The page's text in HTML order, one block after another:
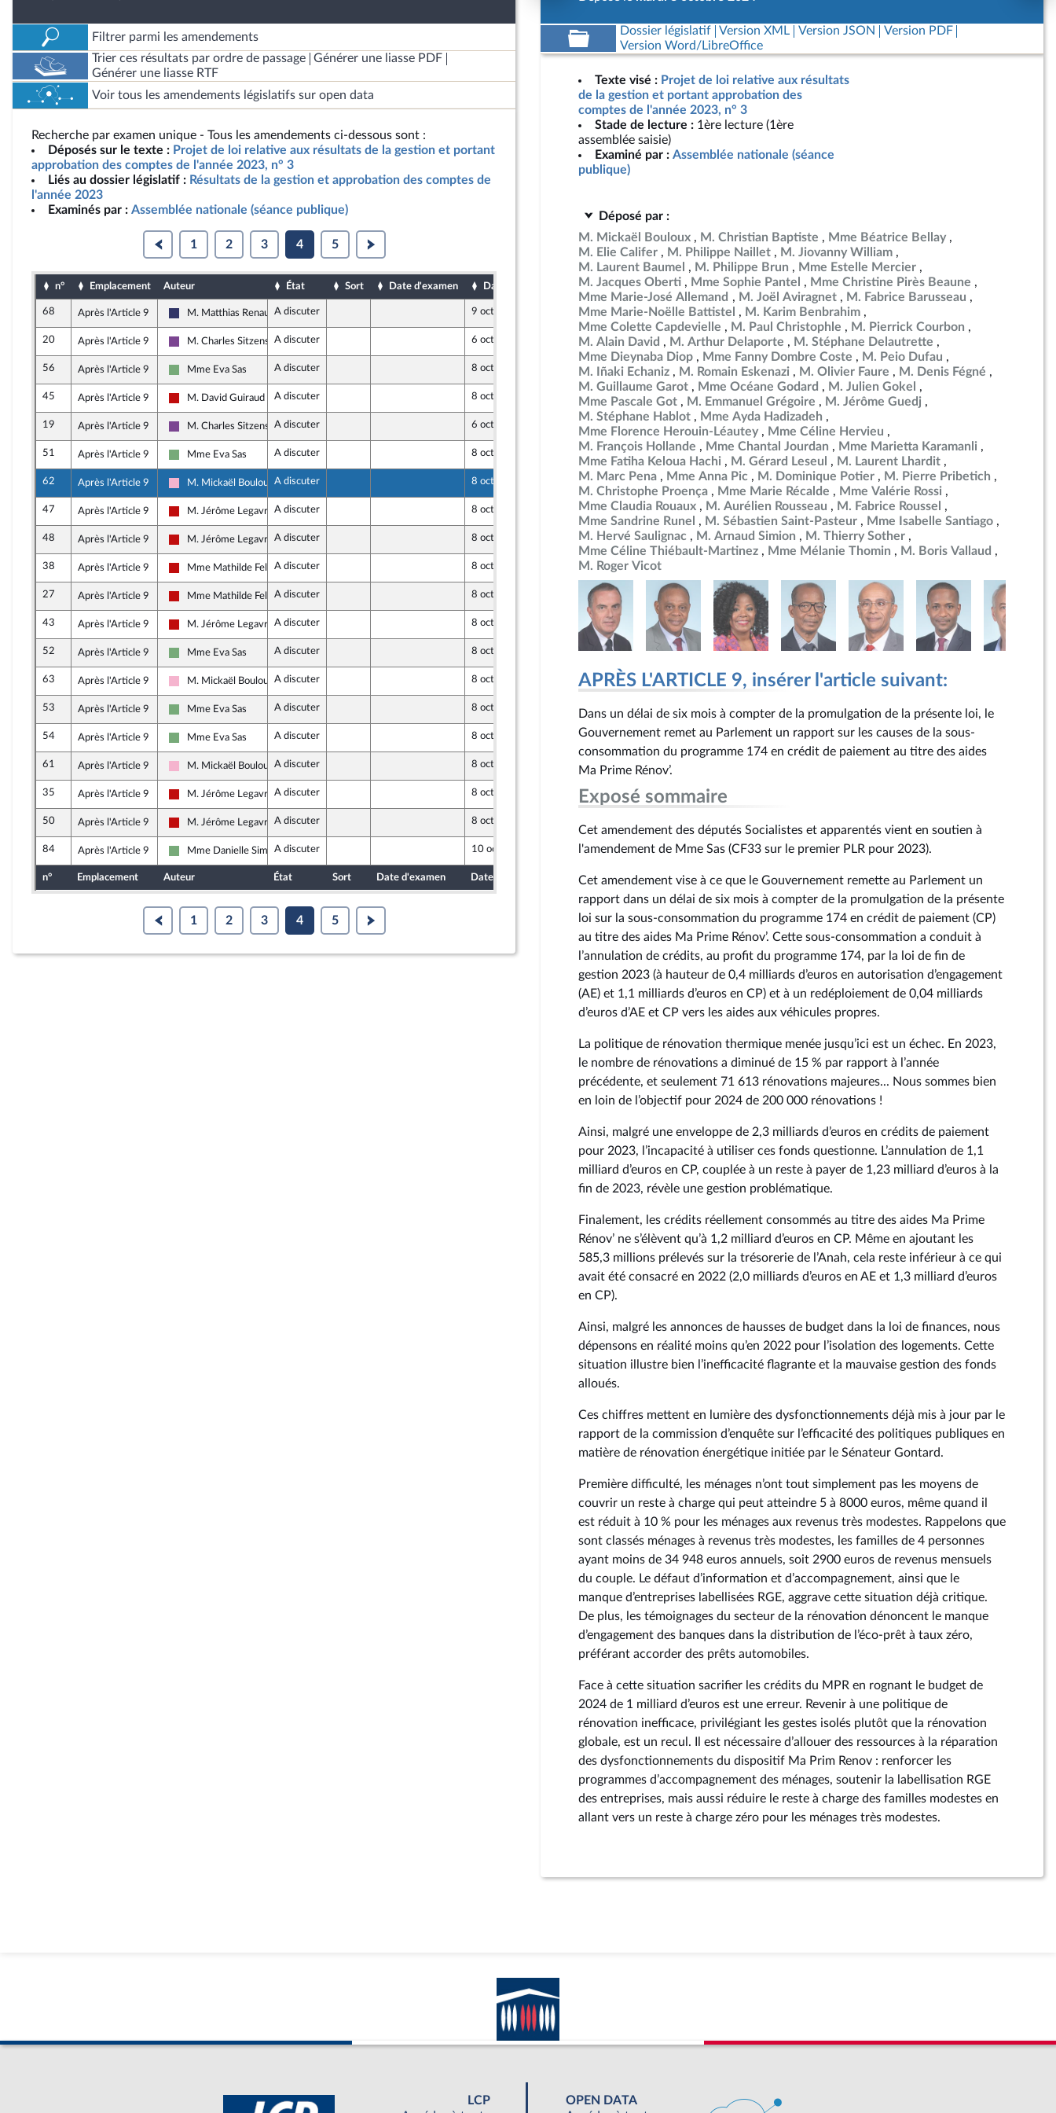
Filtrer parmi les amendements
Trier ces résultats par ordre de passage
Générer une liasse PDF
Générer une liasse RTF
Voir tous les amendements législatifs sur open data
Recherche par examen unique - Tous les amendements ci-dessous sont :
Déposés sur le texte : Projet de loi relative aux résultats de la gestion et portant
approbation des comptes de l'année 2023, n° 3
Liés au dossier législatif : Résultats de la gestion et approbation des comptes de
l'année 2023
Examinés par : Assemblée nationale (séance publique)
1 2 3 4 5
n° Emplacement Auteur État Sort Date d'examen Date de dépôt
68 Après l'Article 9
Rassemblement National
M. Matthias RenaultA discuter 9 octobre 2024
20 Après l'Article 9
Ensemble pour la République
M. Charles SitzenstuhlA discuter 6 octobre 2024
56 Après l'Article 9
Écologiste et Social
Mme Eva Sas A discuter 8 octobre 2024
45 Après l'Article 9
La France insoumise - Nouveau Front Populaire
M. David Guiraud A discuter 8 octobre 2024
19 Après l'Article 9
Ensemble pour la République
M. Charles SitzenstuhlA discuter 6 octobre 2024
51 Après l'Article 9
Écologiste et Social
Mme Eva Sas A discuter 8 octobre 2024
62 Après l'Article 9
Socialistes et apparentés
M. Mickaël Bouloux A discuter 8 octobre 2024
47 Après l'Article 9
La France insoumise - Nouveau Front Populaire
M. Jérôme Legavre A discuter 8 octobre 2024
48 Après l'Article 9
La France insoumise - Nouveau Front Populaire
M. Jérôme Legavre A discuter 8 octobre 2024
38 Après l'Article 9
La France insoumise - Nouveau Front Populaire
Mme Mathilde Feld A discuter 8 octobre 2024
27 Après l'Article 9
La France insoumise - Nouveau Front Populaire
Mme Mathilde Feld A discuter 8 octobre 2024
43 Après l'Article 9
La France insoumise - Nouveau Front Populaire
M. Jérôme Legavre A discuter 8 octobre 2024
52 Après l'Article 9
Écologiste et Social
Mme Eva Sas A discuter 8 octobre 2024
63 Après l'Article 9
Socialistes et apparentés
M. Mickaël Bouloux A discuter 8 octobre 2024
53 Après l'Article 9
Écologiste et Social
Mme Eva Sas A discuter 8 octobre 2024
54 Après l'Article 9
Écologiste et Social
Mme Eva Sas A discuter 8 octobre 2024
61 Après l'Article 9
Socialistes et apparentés
M. Mickaël Bouloux A discuter 8 octobre 2024
35 Après l'Article 9
La France insoumise - Nouveau Front Populaire
M. Jérôme Legavre A discuter 8 octobre 2024
50 Après l'Article 9
La France insoumise - Nouveau Front Populaire
M. Jérôme Legavre A discuter 8 octobre 2024
84 Après l'Article 9
Écologiste et Social
Mme Danielle SimonnetA discuter 10 octobre 2024
n° Emplacement Auteur État Sort Date d'examen Date de dépôt
1 2 3 4 5
Dossier législatif Version XML Version JSON
Version PDF
Version Word/LibreOffice
Texte visé : Projet de loi relative aux résultats
de la gestion et portant approbation des
comptes de l'année 2023, n° 3
Stade de lecture : 1ère lecture (1ère
assemblée saisie)
Examiné par : Assemblée nationale (séance
publique)
Déposé par :
M. Mickaël Bouloux
M. Christian Baptiste
Mme Béatrice Bellay
M. Elie Califer
M. Philippe Naillet
M. Jiovanny William
M. Laurent Baumel
M. Philippe Brun
Mme Estelle Mercier
M. Jacques Oberti
Mme Sophie Pantel
Mme Christine Pirès Beaune
Mme Marie-José Allemand
M. Joël Aviragnet
M. Fabrice Barusseau
Mme Marie-Noëlle Battistel
M. Karim Benbrahim
Mme Colette Capdevielle
M. Paul Christophle
M. Pierrick Courbon
M. Alain David
M. Arthur Delaporte
M. Stéphane Delautrette
Mme Dieynaba Diop
Mme Fanny Dombre Coste
M. Peio Dufau
M. Iñaki Echaniz
M. Romain Eskenazi M. Olivier Faure
M. Denis Fégné
M. Guillaume Garot
Mme Océane Godard
M. Julien Gokel
Mme Pascale Got
M. Emmanuel Grégoire
M. Jérôme Guedj
M. Stéphane Hablot
Mme Ayda Hadizadeh
Mme Florence Herouin-Léautey
Mme Céline Hervieu
M. François Hollande
Mme Chantal Jourdan
Mme Marietta Karamanli
Mme Fatiha Keloua Hachi
M. Gérard Leseul
M. Laurent Lhardit
M. Marc Pena
Mme Anna Pic M. Dominique Potier
M. Pierre Pribetich
M. Christophe Proença
Mme Marie Récalde
Mme Valérie Rossi
Mme Claudia Rouaux
M. Aurélien Rousseau
M. Fabrice Roussel
Mme Sandrine Runel
M. Sébastien Saint-Pasteur
Mme Isabelle Santiago
M. Hervé Saulignac
M. Arnaud Simion
M. Thierry Sother
Mme Céline Thiébault-Martinez
Mme Mélanie Thomin
M. Boris Vallaud
M. Roger Vicot
APRÈS L'ARTICLE 9, insérer l'article suivant:
Dans un délai de six mois à compter de la promulgation de la présente loi, le
Gouvernement remet au Parlement un rapport sur les causes de la sous-
consommation du programme 174 en crédit de paiement au titre des aides
Ma Prime Rénov’.
Exposé sommaire
Cet amendement des députés Socialistes et apparentés vient en soutien à
l'amendement de Mme Sas (CF33 sur le premier PLR pour 2023).
Cet amendement vise à ce que le Gouvernement remette au Parlement un
rapport dans un délai de six mois à compter de la promulgation de la présente
loi sur la sous-consommation du programme 174 en crédit de paiement (CP)
au titre des aides Ma Prime Rénov’. Cette sous-consommation a conduit à
l’annulation de crédits, au profit du programme 174, par la loi de fin de
gestion 2023 (à hauteur de 0,4 milliards d’euros en autorisation d’engagement
(AE) et 1,1 milliards d’euros en CP) et à un redéploiement de 0,04 milliards
d’euros d’AE et CP vers les aides aux véhicules propres.
La politique de rénovation thermique menée jusqu’ici est un échec. En 2023,
le nombre de rénovations a diminué de 15 % par rapport à l’année
précédente, et seulement 71 613 rénovations majeures... Nous sommes bien
en loin de l’objectif pour 2024 de 200 000 rénovations !
Ainsi, malgré une enveloppe de 2,3 milliards d’euros en crédits de paiement
pour 2023, l’incapacité à utiliser ces fonds questionne. L’annulation de 1,1
milliard d’euros en CP, couplée à un reste à payer de 1,23 milliard d’euros à la
fin de 2023, révèle une gestion problématique.
Finalement, les crédits réellement consommés au titre des aides Ma Prime
Rénov’ ne s’élèvent qu’à 1,2 milliard d’euros en CP. Même en ajoutant les
585,3 millions prélevés sur la trésorerie de l’Anah, cela reste inférieur à ce qui
avait été consacré en 2022 (2,0 milliards d’euros en AE et 1,3 milliard d’euros
en CP).
Ainsi, malgré les annonces de hausses de budget dans la loi de finances, nous
dépensons en réalité moins qu’en 2022 pour l’isolation des logements. Cette
situation illustre bien l’inefficacité flagrante et la mauvaise gestion des fonds
alloués.
Ces chiffres mettent en lumière des dysfonctionnements déjà mis à jour par le
rapport de la commission d’enquête sur l’efficacité des politiques publiques en
matière de rénovation énergétique initiée par le Sénateur Gontard.
Première difficulté, les ménages n’ont tout simplement pas les moyens de
couvrir un reste à charge qui peut atteindre 5 à 8000 euros, même quand il
est réduit à 10 % pour les ménages aux revenus très modestes. Rappelons que
sont classés ménages à revenus très modestes, les familles de 4 personnes
ayant moins de 34 948 euros annuels, soit 2900 euros de revenus mensuels
du couple. Le défaut d’information et d’accompagnement, ainsi que le
manque d’entreprises labellisées RGE, aggrave cette situation déjà critique.
De plus, les témoignages du secteur de la rénovation dénoncent le manque
d’engagement des banques dans la distribution de l’éco-prêt à taux zéro,
préférant accorder des prêts automobiles.
Face à cette situation sacrifier les crédits du MPR en rognant le budget de
2024 de 1 milliard d’euros est une erreur. Revenir à une politique de
rénovation inefficace, privilégiant les gestes isolés plutôt que la rénovation
globale, est un recul. Il est nécessaire d’allouer des ressources à la réparation
des dysfonctionnements du dispositif Ma Prim Renov : renforcer les
programmes d’accompagnement des ménages, soutenir la labellisation RGE
des entreprises, mais aussi réduire le reste à charge des familles modestes en
allant vers un reste à charge zéro pour les ménages très modestes.
LCP
OPEN DATA